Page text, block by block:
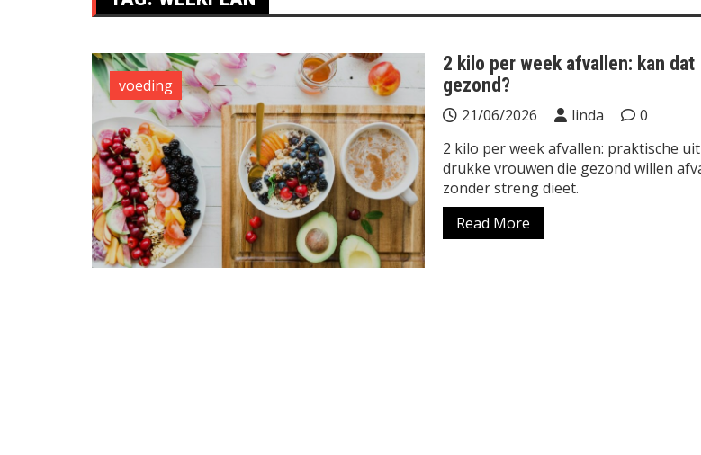
voeding
2 kilo per week afvallen: kan dat
gezond?
21/06/2026 linda
0
2 kilo per week afvallen: praktische
drukke vrouwen die gezond willen
zonder streng dieet.
Read More